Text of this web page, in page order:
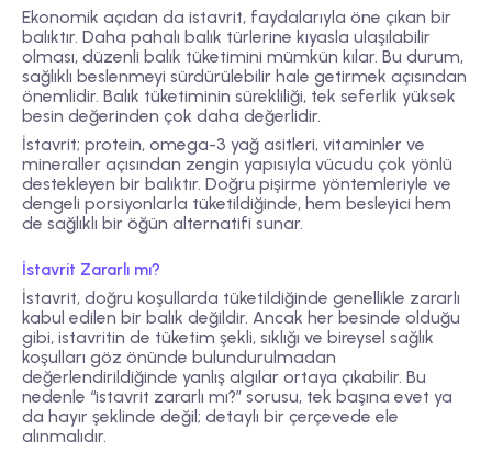
Ekonomik açıdan da istavrit, faydalarıyla öne çıkan bir
balıktır. Daha pahalı balık türlerine kıyasla ulaşılabilir
olması, düzenli balık tüketimini mümkün kılar. Bu durum,
sağlıklı beslenmeyi sürdürülebilir hale getirmek açısından
önemlidir. Balık tüketiminin sürekliliği, tek seferlik yüksek
besin değerinden çok daha değerlidir.
İstavrit; protein, omega-3 yağ asitleri, vitaminler ve
mineraller açısından zengin yapısıyla vücudu çok yönlü
destekleyen bir balıktır. Doğru pişirme yöntemleriyle ve
dengeli porsiyonlarla tüketildiğinde, hem besleyici hem
de sağlıklı bir öğün alternatifi sunar.
İstavrit Zararlı mı?
İstavrit, doğru koşullarda tüketildiğinde genellikle zararlı
kabul edilen bir balık değildir. Ancak her besinde olduğu
gibi, istavritin de tüketim şekli, sıklığı ve bireysel sağlık
koşulları göz önünde bulundurulmadan
değerlendirildiğinde yanlış algılar ortaya çıkabilir. Bu
nedenle “istavrit zararlı mı?” sorusu, tek başına evet ya
da hayır şeklinde değil; detaylı bir çerçevede ele
alınmalıdır.